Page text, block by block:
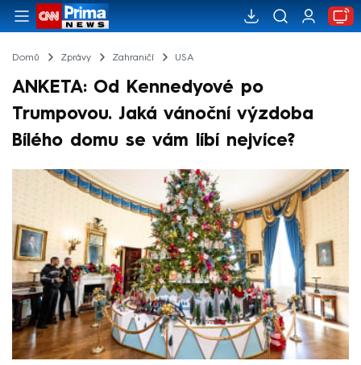
Domů Zprávy Zahraničí USA
ANKETA: Od Kennedyové po
Trumpovou. Jaká vánoční výzdoba
Bílého domu se vám líbí nejvíce?